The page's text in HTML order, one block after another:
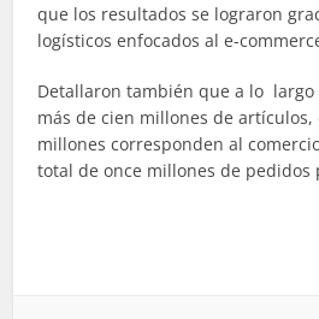
que los resultados se lograron
logísticos enfocados al e-
Detallaron también que a lo largo
más de cien millones de artículos,
millones corresponden al
total de once millones de pedidos